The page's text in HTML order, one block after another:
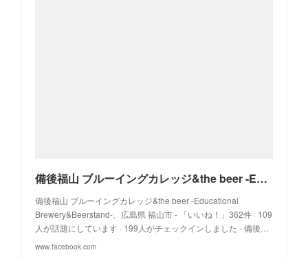
備後福山 ブルーイングカレッジ&the beer -Educational Brewery&Beerstand-
備後福山 ブルーイングカレッジ&the beer -Educational
Brewery&Beerstand-、広島県 福山市 - 「いいね！」362件 · 109
人が話題にしています · 199人がチェックインしました - 備後…
www.facebook.com